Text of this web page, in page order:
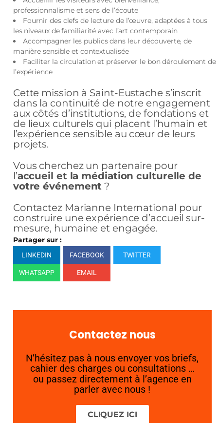
professionnalisme et sens de l’écoute
Fournir des clefs de lecture de l’œuvre, adaptées à tous
les niveaux de familiarité avec l’art contemporain
Accompagner les publics dans leur découverte, de
manière sensible et contextualisée
Faciliter la circulation et préserver le bon déroulement de
l’expérience
Cette mission à Saint-Eustache s’inscrit
dans la continuité de notre engagement
aux côtés d’institutions, de fondations et
de lieux culturels qui placent l’humain et
l’expérience sensible au cœur de leurs
projets.
Vous cherchez un partenaire pour
l’accueil et la médiation culturelle de
votre événement ?
Contactez Marianne International pour
construire une expérience d’accueil sur-
mesure, humaine et engagée.
Partager sur :
LINKEDIN FACEBOOK TWITTER
WHATSAPP EMAIL
Contactez nous
N’hésitez pas à nous envoyer vos briefs,
cahier des charges ou consultations …
ou passez directement à l’agence en
parler avec nous !
CLIQUEZ ICI